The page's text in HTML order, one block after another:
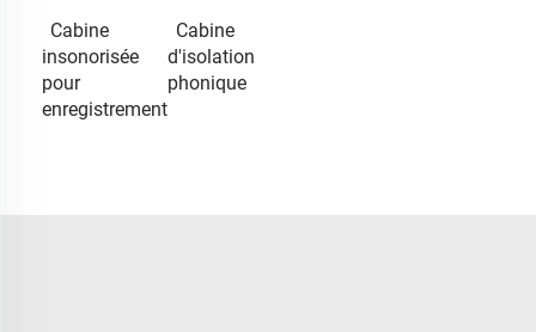
Cabine
insonorisée
pour
enregistrement
Cabine
d'isolation
phonique